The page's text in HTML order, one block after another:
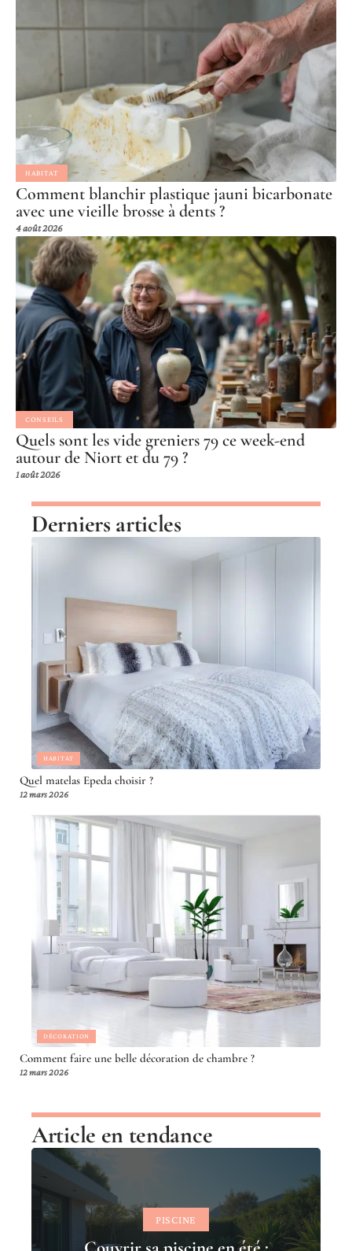
HABITAT
Comment blanchir plastique jauni bicarbonate
avec une vieille brosse à dents ?
4 août 2026
CONSEILS
Quels sont les vide greniers 79 ce week-end
autour de Niort et du 79 ?
1 août 2026
Derniers articles
HABITAT
Quel matelas Epeda choisir ?
12 mars 2026
DÉCORATION
Comment faire une belle décoration de chambre ?
12 mars 2026
Article en tendance
PISCINE